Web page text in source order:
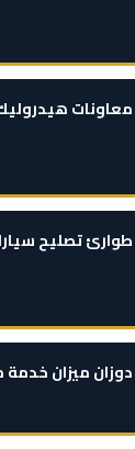
ميزان خدمة